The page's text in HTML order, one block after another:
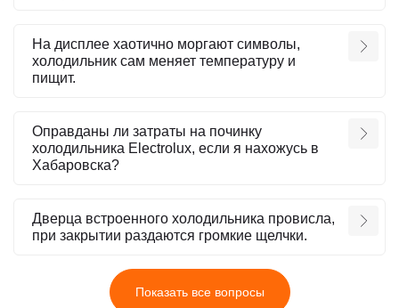
На дисплее хаотично моргают символы,
холодильник сам меняет температуру и
пищит.
Оправданы ли затраты на починку
холодильника Electrolux, если я нахожусь в
Хабаровска?
Дверца встроенного холодильника провисла,
при закрытии раздаются громкие щелчки.
Показать все вопросы